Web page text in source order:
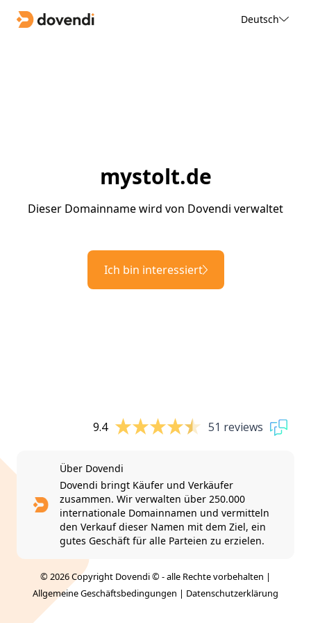
Deutsch
mystolt.de
Dieser Domainname wird von Dovendi verwaltet
Ich bin interessiert
9.4 51 reviews
Über Dovendi
Dovendi bringt Käufer und Verkäufer
zusammen. Wir verwalten über 250.000
internationale Domainnamen und vermitteln
den Verkauf dieser Namen mit dem Ziel, ein
gutes Geschäft für alle Parteien zu erzielen.
© 2026 Copyright Dovendi © - alle Rechte vorbehalten |
Allgemeine Geschäftsbedingungen | Datenschutzerklärung